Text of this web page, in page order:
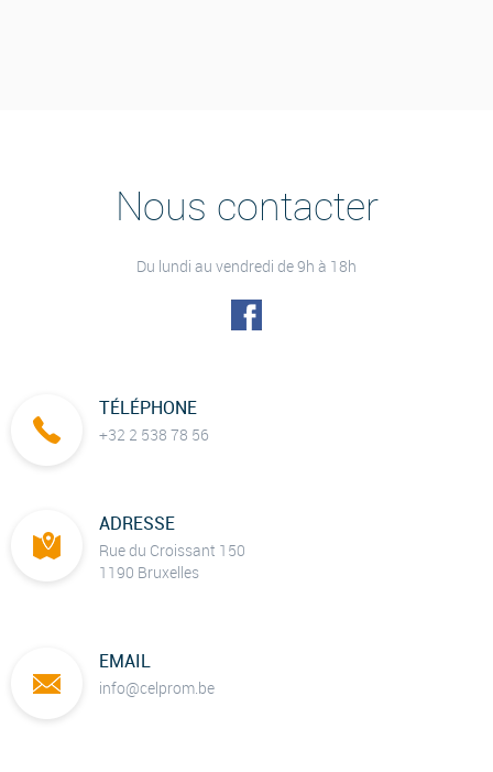
Nous contacter
Du lundi au vendredi de 9h à 18h
TÉLÉPHONE
+32 2 538 78 56
ADRESSE
Rue du Croissant 150
1190 Bruxelles
EMAIL
info@celprom.be